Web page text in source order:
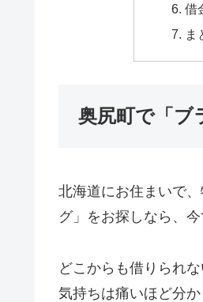
借
ま
奥尻町で「ブ
北海道にお住まいで
グ」をお探しなら、
どこからも借りられ
気持ちは痛いほど分か